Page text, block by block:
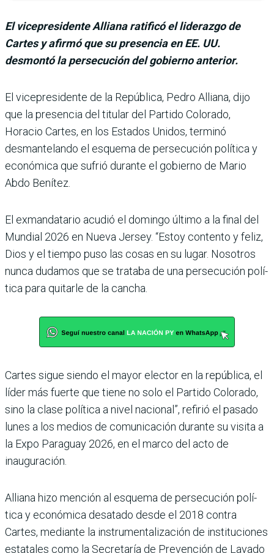
El vicepresidente Alliana ratificó el liderazgo de
Cartes y afirmó que su presencia en EE. UU.
desmontó la persecución del gobierno anterior.
El vicepresidente de la República, Pedro Alliana, dijo
que la presencia del titular del Par­tido Colorado,
Horacio Car­tes, en los Estados Unidos, terminó
desmantelando el esquema de persecución polí­tica y
económica que sufrió durante el gobierno de Mario
Abdo Benítez.
El exmandatario acudió el domingo último a la final del
Mundial 2026 en Nueva Jer­sey. “Estoy contento y feliz,
Dios y el tiempo puso las cosas en su lugar. Nosotros
nunca dudamos que se tra­taba de una persecución polí­
tica para quitarle de la cancha.
Cartes sigue siendo el mayor elector en la república, el
líder más fuerte que tiene no solo el Partido Colorado,
sino la clase política a nivel nacio­nal”, refirió el pasado
lunes a los medios de comunicación durante su visita a
la Expo Paraguay 2026, en el marco del acto de
inauguración.
Alliana hizo mención al esquema de persecución polí­
tica y económica desatado desde el 2018 contra
Cartes, mediante la instrumentali­zación de instituciones
esta­tales como la Secretaría de Prevención de Lavado